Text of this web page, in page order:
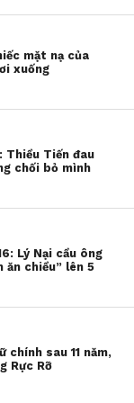
cửa hàng là
mắt chứng
món bánh
kể đến “nhà
hình máy
xe sô-cô-la
tỉ mỉ dựa trên
đắm
mặt nạ của
xuống
Thiều Tiến đau
chối bỏ mình
Lý Nại cầu ông
ăn chiều” lên 5
chính sau 11 năm,
Rực Rỡ